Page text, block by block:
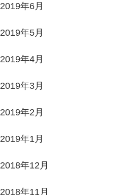
2019年6月
2019年5月
2019年4月
2019年3月
2019年2月
2019年1月
2018年12月
2018年11月